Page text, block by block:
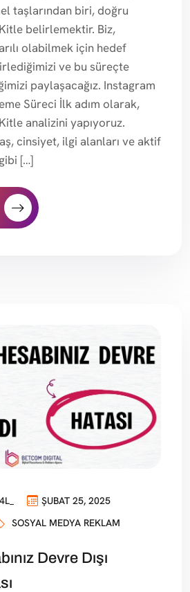
taşlarından biri, doğru
belirlemektir. Biz,
olabilmek için hedef
ve bu süreçte
paylaşacağız. Instagram
Süreci İlk adım olarak,
analizini yapıyoruz.
cinsiyet, ilgi alanları ve aktif
[…]
ŞUBAT 25, 2025
SOSYAL MEDYA REKLAM
Devre Dışı